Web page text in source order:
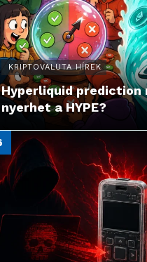
KRIPTOVALUTA HÍREK
Hyperliquid
nyerhet a HYPE?